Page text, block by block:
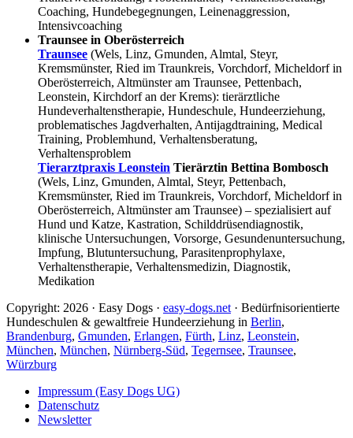
Coaching, Hundebegegnungen, Leinenaggression,
Intensivcoaching
Traunsee in Oberösterreich
Traunsee (Wels, Linz, Gmunden, Almtal, Steyr,
Kremsmünster, Ried im Traunkreis, Vorchdorf, Micheldorf in
Oberösterreich, Altmünster am Traunsee, Pettenbach,
Leonstein, Kirchdorf an der Krems): tierärztliche
Hundeverhaltenstherapie, Hundeschule, Hundeerziehung,
problematisches Jagdverhalten, Antijagdtraining, Medical
Training, Problemhund, Verhaltensberatung,
Verhaltensproblem
Tierarztpraxis Leonstein Tierärztin Bettina Bombosch
(Wels, Linz, Gmunden, Almtal, Steyr, Pettenbach,
Kremsmünster, Ried im Traunkreis, Vorchdorf, Micheldorf in
Oberösterreich, Altmünster am Traunsee) – spezialisiert auf
Hund und Katze, Kastration, Schilddrüsendiagnostik,
klinische Untersuchungen, Vorsorge, Gesundenuntersuchung,
Impfung, Blutuntersuchung, Parasitenprophylaxe,
Verhaltenstherapie, Verhaltensmedizin, Diagnostik,
Medikation
Copyright: 2026 · Easy Dogs · easy-dogs.net · Bedürfnisorientierte
Hundeschulen & gewaltfreie Hundeerziehung in Berlin,
Brandenburg, Gmunden, Erlangen, Fürth, Linz, Leonstein,
München, München, Nürnberg-Süd, Tegernsee, Traunsee,
Würzburg
Impressum (Easy Dogs UG)
Datenschutz
Newsletter